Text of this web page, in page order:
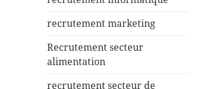
recrutement marketing
Recrutement secteur
alimentation
recrutement secteur de